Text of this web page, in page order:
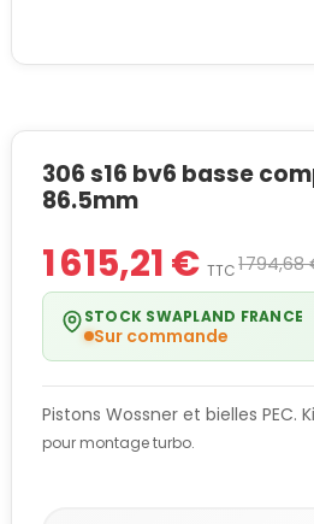
306 s16 bv6 basse
86.5mm
1 615,21 € TTC1 794,68
STOCK SWAPLAND FRANCE
Sur commande
Pistons Wossner et bielles PEC.
pour montage turbo.